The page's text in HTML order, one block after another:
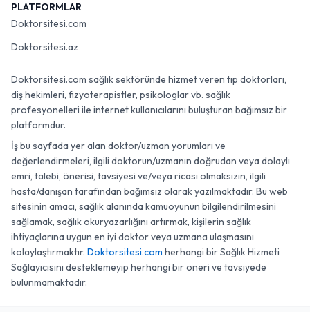
PLATFORMLAR
Doktorsitesi.com
Doktorsitesi.az
Doktorsitesi.com sağlık sektöründe hizmet veren tıp doktorları,
diş hekimleri, fizyoterapistler, psikologlar vb. sağlık
profesyonelleri ile internet kullanıcılarını buluşturan bağımsız bir
platformdur.
İş bu sayfada yer alan doktor/uzman yorumları ve
değerlendirmeleri, ilgili doktorun/uzmanın doğrudan veya dolaylı
emri, talebi, önerisi, tavsiyesi ve/veya ricası olmaksızın, ilgili
hasta/danışan tarafından bağımsız olarak yazılmaktadır. Bu web
sitesinin amacı, sağlık alanında kamuoyunun bilgilendirilmesini
sağlamak, sağlık okuryazarlığını artırmak, kişilerin sağlık
ihtiyaçlarına uygun en iyi doktor veya uzmana ulaşmasını
kolaylaştırmaktır. Doktorsitesi.com herhangi bir Sağlık Hizmeti
Sağlayıcısını desteklemeyip herhangi bir öneri ve tavsiyede
bulunmamaktadır.